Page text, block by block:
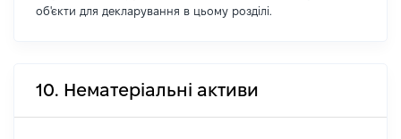
об'єкти для декларування в цьому розділі.
10. Нематеріальні активи